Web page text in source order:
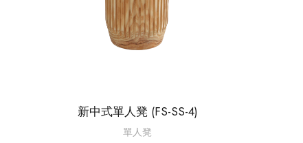
新中式單人凳 (FS-SS-4)
單人凳